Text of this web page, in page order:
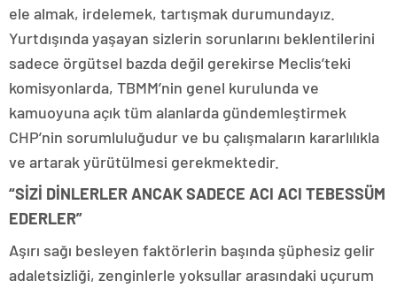
ele almak, irdelemek, tartışmak durumundayız.
Yurtdışında yaşayan sizlerin sorunlarını beklentilerini
sadece örgütsel bazda değil gerekirse Meclis’teki
komisyonlarda, TBMM’nin genel kurulunda ve
kamuoyuna açık tüm alanlarda gündemleştirmek
CHP’nin sorumluluğudur ve bu çalışmaların kararlılıkla
ve artarak yürütülmesi gerekmektedir.
“SİZİ DİNLERLER ANCAK SADECE ACI ACI TEBESSÜM
EDERLER”
Aşırı sağı besleyen faktörlerin başında şüphesiz gelir
adaletsizliği, zenginlerle yoksullar arasındaki uçurum